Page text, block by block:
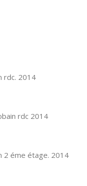
rdc. 2014
rdc 2014
2 éme étage. 2014